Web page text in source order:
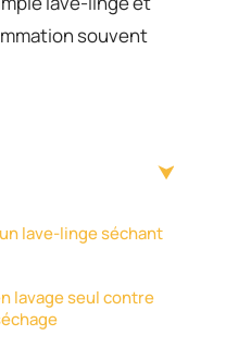
souvent
lave-linge séchant
lavage seul contre